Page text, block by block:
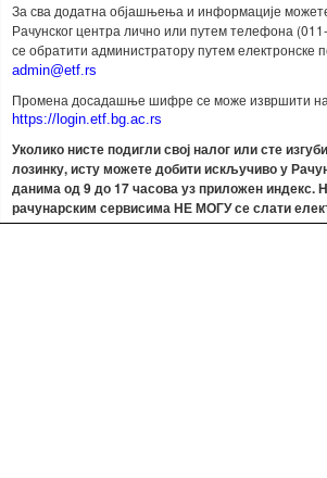
За сва додатна објашњења и информације
Рачунског центра лично или путем телефона
се обратити администратору путем електронске
admin@etf.rs
Промена досадашње шифре се може извршити
https://login.etf.bg.ac.rs
Уколико нисте подигли свој налог или сте
лозинку, исту можете добити искључиво у
данима од 9 до 17 часова уз приложен индекс.
рачунарским сервисимаНЕ МОГУсе слати